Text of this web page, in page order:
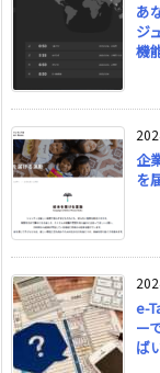
あ
ジ
機
企
を
e-
ー
ば